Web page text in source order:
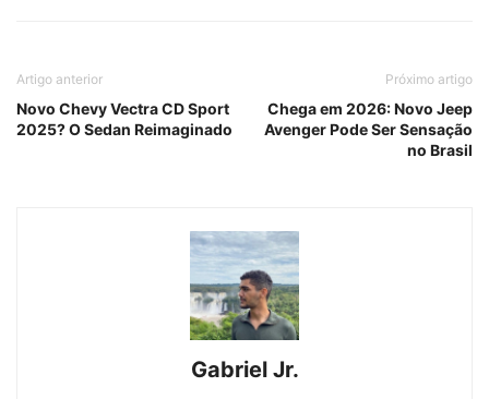
Artigo anterior
Novo Chevy Vectra CD Sport
2025? O Sedan Reimaginado
Próximo artigo
Chega em 2026: Novo Jeep
Avenger Pode Ser Sensação
no Brasil
Gabriel Jr.